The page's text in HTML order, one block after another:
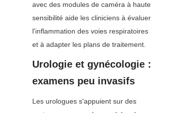
avec des modules de caméra à haute
sensibilité aide les cliniciens à évaluer
l'inflammation des voies respiratoires
et à adapter les plans de traitement.
Urologie et gynécologie :
examens peu invasifs
Les urologues s'appuient sur des